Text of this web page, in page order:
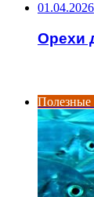
01.04.2026
Орехи
Полезные